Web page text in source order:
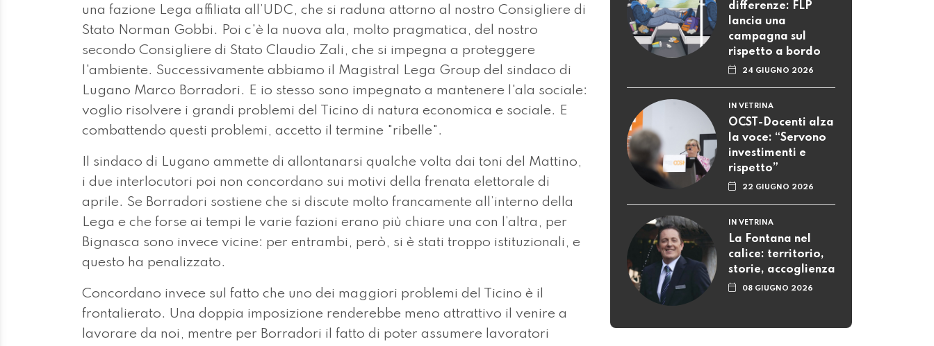
una fazione Lega affiliata all’UDC, che si raduna attorno al nostro Consigliere di
Stato Norman Gobbi. Poi c'è la nuova ala, molto pragmatica, del nostro
secondo Consigliere di Stato Claudio Zali, che si impegna a proteggere
l'ambiente. Successivamente abbiamo il Magistral Lega Group del sindaco di
Lugano Marco Borradori. E io stesso sono impegnato a mantenere l'ala sociale:
voglio risolvere i grandi problemi del Ticino di natura economica e sociale. E
combattendo questi problemi, accetto il termine "ribelle".
Il sindaco di Lugano ammette di allontanarsi qualche volta dai toni del Mattino,
i due interlocutori poi non concordano sui motivi della frenata elettorale di
aprile. Se Borradori sostiene che si discute molto francamente all’interno della
Lega e che forse ai tempi le varie fazioni erano più chiare una con l’altra, per
Bignasca sono invece vicine: per entrambi, però, si è stati troppo istituzionali, e
questo ha penalizzato.
Concordano invece sul fatto che uno dei maggiori problemi del Ticino è il
frontalierato. Una doppia imposizione renderebbe meno attrattivo il venire a
lavorare da noi, mentre per Borradori il fatto di poter assumere lavoratori
differenze: FLP
lancia una
campagna sul
rispetto a bordo
24 GIUGNO 2026
IN VETRINA
OCST-Docenti alza
la voce: “Servono
investimenti e
rispetto”
22 GIUGNO 2026
IN VETRINA
La Fontana nel
calice: territorio,
storie, accoglienza
08 GIUGNO 2026